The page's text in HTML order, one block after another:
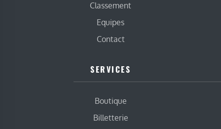
Classement
Equipes
Contact
SERVICES
Boutique
Billetterie